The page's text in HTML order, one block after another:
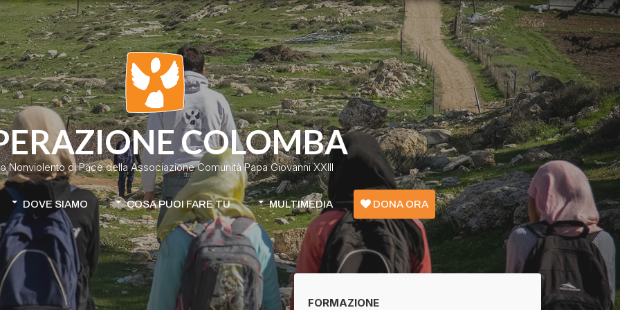
COLOMBA
Nonviolento di Pace della Associazione Comunità Papa Giovanni XXIII
DOVE SIAMO
Colombia
Cile-Mapuche
Emergenza Confini - Grecia
COSA PUOI FARE TU
Donazione classica
Donazione continuativa
Apri la tua raccolta fondi
MULTIMEDIA DONA ORA
FORMAZIONE